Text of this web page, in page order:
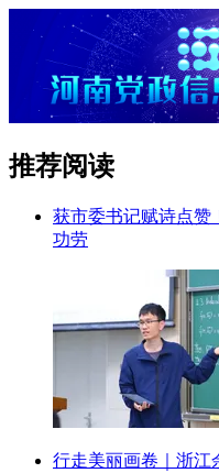
推荐阅读
获市委书记赋诗点赞
功劳
行走美丽画卷｜浙江